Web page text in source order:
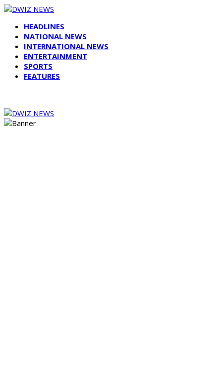
HEADLINES
NATIONAL NEWS
INTERNATIONAL NEWS
ENTERTAINMENT
SPORTS
FEATURES